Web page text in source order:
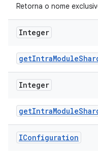
Retorna o nome
Integer
getIntraModule
Integer
getIntraModule
IConfiguration